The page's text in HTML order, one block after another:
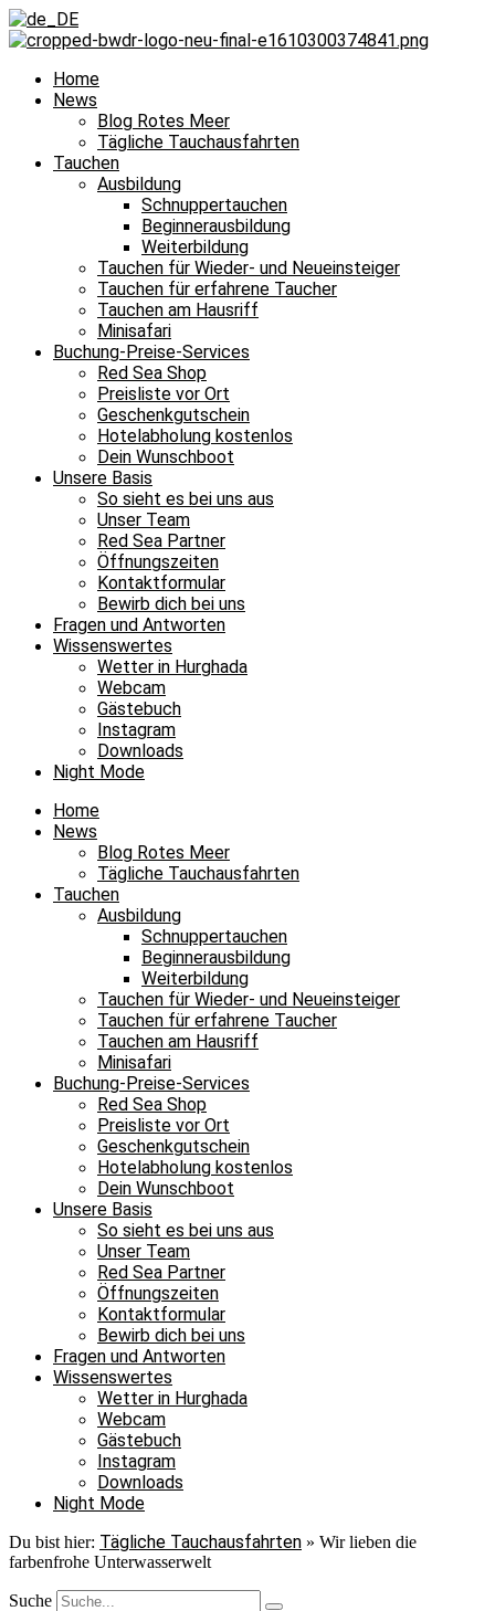
Home
News
Blog Rotes Meer
Tägliche Tauchausfahrten
Tauchen
Ausbildung
Schnuppertauchen
Beginnerausbildung
Weiterbildung
Tauchen für Wieder- und Neueinsteiger
Tauchen für erfahrene Taucher
Tauchen am Hausriff
Minisafari
Buchung-Preise-Services
Red Sea Shop
Preisliste vor Ort
Geschenkgutschein
Hotelabholung kostenlos
Dein Wunschboot
Unsere Basis
So sieht es bei uns aus
Unser Team
Red Sea Partner
Öffnungszeiten
Kontaktformular
Bewirb dich bei uns
Fragen und Antworten
Wissenswertes
Wetter in Hurghada
Webcam
Gästebuch
Instagram
Downloads
Night Mode
Home
News
Blog Rotes Meer
Tägliche Tauchausfahrten
Tauchen
Ausbildung
Schnuppertauchen
Beginnerausbildung
Weiterbildung
Tauchen für Wieder- und Neueinsteiger
Tauchen für erfahrene Taucher
Tauchen am Hausriff
Minisafari
Buchung-Preise-Services
Red Sea Shop
Preisliste vor Ort
Geschenkgutschein
Hotelabholung kostenlos
Dein Wunschboot
Unsere Basis
So sieht es bei uns aus
Unser Team
Red Sea Partner
Öffnungszeiten
Kontaktformular
Bewirb dich bei uns
Fragen und Antworten
Wissenswertes
Wetter in Hurghada
Webcam
Gästebuch
Instagram
Downloads
Night Mode
Du bist hier: Tägliche Tauchausfahrten » Wir lieben die
farbenfrohe Unterwasserwelt
Suche